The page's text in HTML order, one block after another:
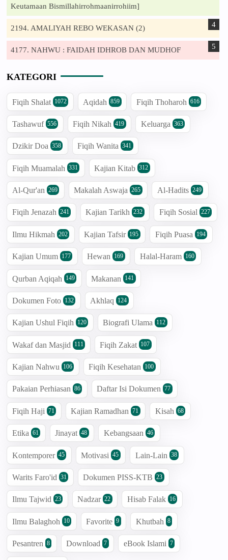
Keutamaan Bismillahirrohmaanirrohiim]
2194. AMALIYAH REBO WEKASAN (2)
4177. NAHWU : FAIDAH IDHROB DAN MUDHOF
KATEGORI
Fiqih Shalat 1072 Aqidah 859 Fiqih Thoharoh 616
Tashawuf 556 Fiqih Nikah 419 Keluarga 363
Dzikir Doa 358 Fiqih Wanita 341
Fiqih Muamalah 331 Kajian Kitab 312
Al-Qur'an 269 Makalah Aswaja 265 Al-Hadits 249
Fiqih Jenazah 241 Kajian Tarikh 232 Fiqih Sosial 227
Ilmu Hikmah 202 Kajian Tafsir 195 Fiqih Puasa 194
Kajian Umum 177 Hewan 169 Halal-Haram 160
Qurban Aqiqah 149 Makanan 141
Dokumen Foto 132 Akhlaq 124
Kajian Ushul Fiqih 120 Biografi Ulama 112
Wakaf dan Masjid 111 Fiqih Zakat 107
Kajian Nahwu 106 Fiqih Kesehatan 100
Pakaian Perhiasan 86 Daftar Isi Dokumen 77
Fiqih Haji 71 Kajian Ramadhan 71 Kisah 68
Etika 61 Jinayat 48 Kebangsaan 46
Kontemporer 45 Motivasi 45 Lain-Lain 38
Warits Faro'id 31 Dokumen PISS-KTB 23
Ilmu Tajwid 23 Nadzar 22 Hisab Falak 16
Ilmu Balaghoh 10 Favorite 9 Khutbah 8
Pesantren 8 Download 7 eBook Islami 7